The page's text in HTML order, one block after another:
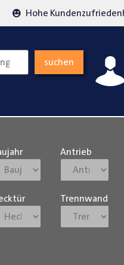
Hohe
suchen
Antrieb
Trennwand